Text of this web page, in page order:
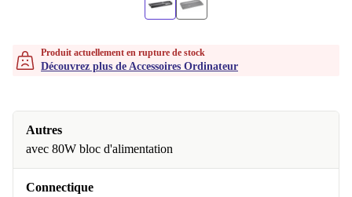
Produit actuellement en rupture de stock
Découvrez plus de Accessoires Ordinateur
Autres
avec 80W bloc d'alimentation
Connectique